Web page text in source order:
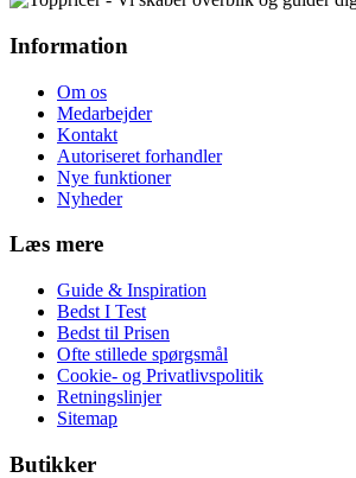
Information
Om os
Medarbejder
Kontakt
Autoriseret forhandler
Nye funktioner
Nyheder
Læs mere
Guide & Inspiration
Bedst I Test
Bedst til Prisen
Ofte stillede spørgsmål
Cookie- og Privatlivspolitik
Retningslinjer
Sitemap
Butikker